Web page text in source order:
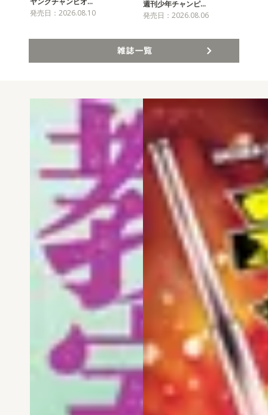
発売日：2026.08.10
週刊少年チャンピ…
発売日：2026.08.06